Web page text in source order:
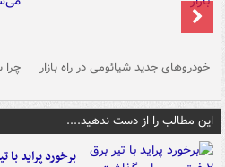
خودروهای جدید شیائومی در راه بازار
این مطالب را از دست ندهید....
برخورد پراید با تیر برق ۲ فوتی